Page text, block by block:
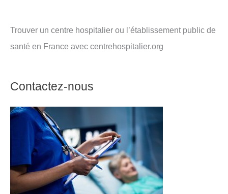
Trouver un centre hospitalier ou l’établissement public de
santé en France avec centrehospitalier.org
Contactez-nous